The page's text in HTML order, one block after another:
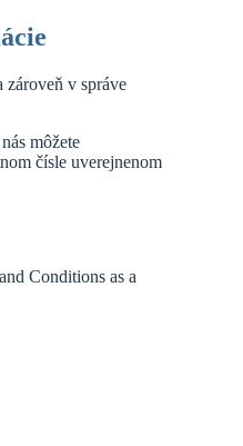
zároveň v správe
môžete
čísle uverejnenom
Conditions as a